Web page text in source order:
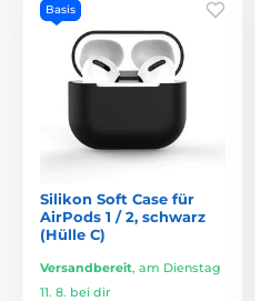
Basis
Silikon Soft Case für
AirPods 1 / 2, schwarz
(Hülle C)
Versandbereit, am Dienstag
11. 8. bei dir